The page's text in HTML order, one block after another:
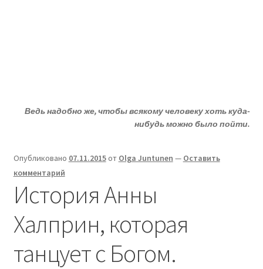
меню
О депрессии
Ведь надобно же, чтобы всякому человеку хоть куда-
нибудь можно было пойти.
Опубликовано 07.11.2015от Olga Juntunen — Оставить
комментарий
История Анны
Халприн, которая
танцует с Богом.